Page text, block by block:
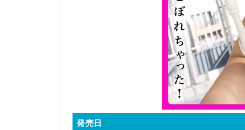
発売日